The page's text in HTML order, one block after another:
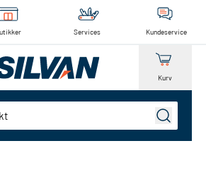
Services Kundeservice
Kurv
Søg